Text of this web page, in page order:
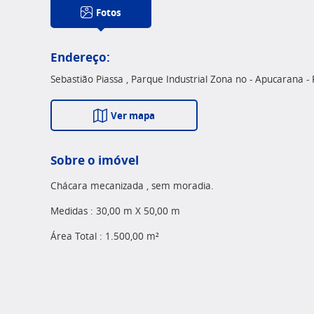
Fotos
Endereço:
Sebastião Piassa , Parque Industrial Zona no - Apucarana -
Ver mapa
Sobre o imóvel
Chácara mecanizada , sem moradia.
Medidas : 30,00 m X 50,00 m
Área Total : 1.500,00 m²